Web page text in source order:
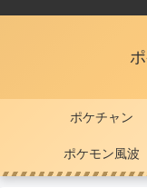
ポケチャン
ポケモン風波